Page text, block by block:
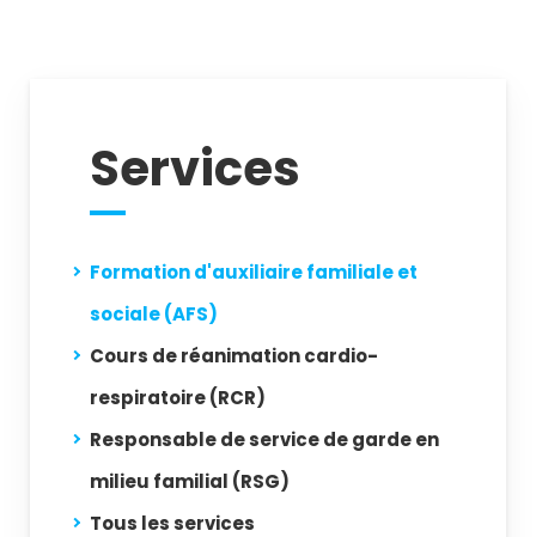
Services
Formation d'auxiliaire familiale et
sociale (AFS)
Cours de réanimation cardio-
respiratoire (RCR)
Responsable de service de garde en
milieu familial (RSG)
Tous les services